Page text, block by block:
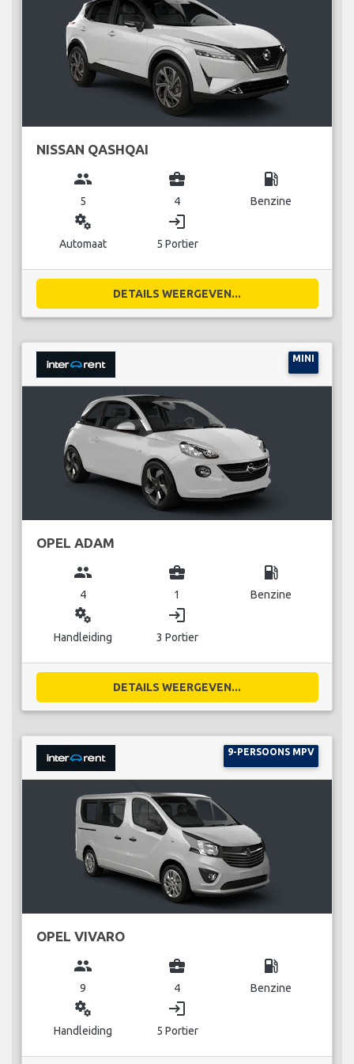
NISSAN QASHQAI
group
5
business_center
4
local_gas_station
Benzine
miscellaneous_services
Automaat
login
5 Portier
DETAILS WEERGEVEN...
MINI
OPEL ADAM
group
4
business_center
1
local_gas_station
Benzine
miscellaneous_services
Handleiding
login
3 Portier
DETAILS WEERGEVEN...
9-PERSOONS MPV
OPEL VIVARO
group
9
business_center
4
local_gas_station
Benzine
miscellaneous_services
Handleiding
login
5 Portier